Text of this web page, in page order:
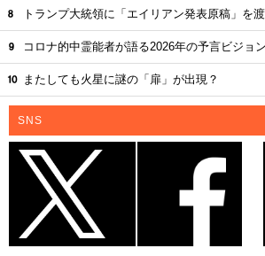
トランプ大統領に「エイリアン発表原稿」を
コロナ的中霊能者が語る2026年の予言ビジョン
またしても火星に謎の「扉」が出現？
SNS